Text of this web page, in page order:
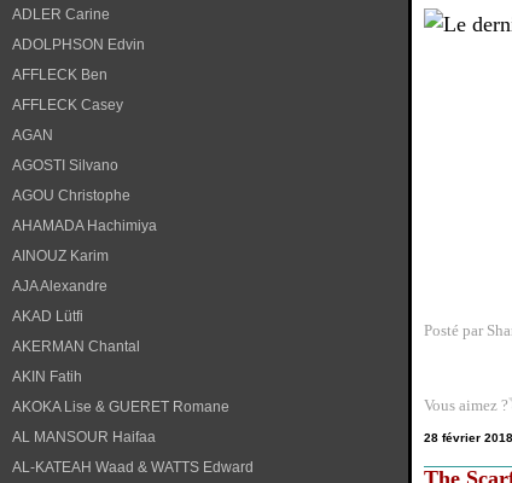
ADLER Carine
ADOLPHSON Edvin
AFFLECK Ben
AFFLECK Casey
AGAN
AGOSTI Silvano
AGOU Christophe
AHAMADA Hachimiya
AINOUZ Karim
AJA Alexandre
AKAD Lütfi
AKERMAN Chantal
AKIN Fatih
AKOKA Lise & GUERET Romane
AL MANSOUR Haifaa
AL-KATEAH Waad & WATTS Edward
Posté par
Vous aimez ?
28 février 2018
The